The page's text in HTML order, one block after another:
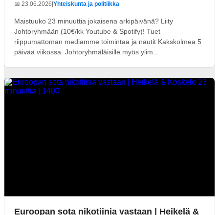
📅 23.06.2026 Yhteiskunta ja politiikka
Maistuuko 23 minuuttia jokaisena arkipäivänä? Liity
Johtoryhmään (10€/kk Youtube & Spotify)! Tuet
riippumattoman mediamme toimintaa ja nautit Kakskolmea 5
päivää viikossa. Johtoryhmäläisille myös ylim...
Euroopan sota nikotiinia vastaan | Heikelä &